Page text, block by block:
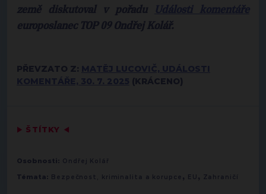
země diskutoval v pořadu
europoslanec TOP 09 Ondřej Kolář.
PŘEVZATO Z:
(KRÁCENO)
▶ ŠTÍTKY ◀
Osobnosti: Ondřej Kolář
Témata: Bezpečnost, kriminalita a korupce , EU , Zahraničí